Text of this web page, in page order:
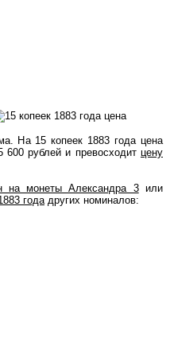
На 15 копеек 1883 года цена
600 рублей и превосходит цену
на монеты Александра 3или
годадругих номиналов: